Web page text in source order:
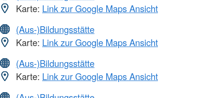
Karte: Link zur Google Maps Ansicht
(Aus-)Bildungsstätte
Karte: Link zur Google Maps Ansicht
(Aus-)Bildungsstätte
Karte: Link zur Google Maps Ansicht